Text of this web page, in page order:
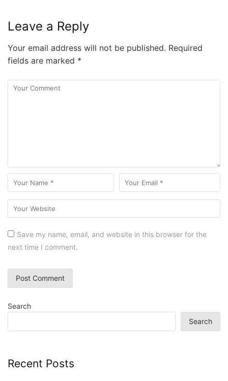
Leave a Reply
Your email address will not be published. Required
fields are marked *
Save my name, email, and website in this browser for the
next time I comment.
Search
Search
Recent Posts